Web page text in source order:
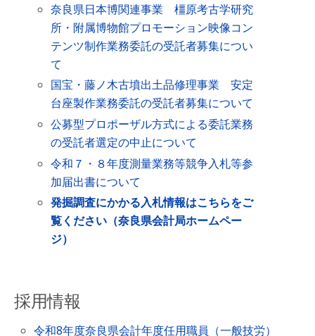
奈良県日本博関連事業 橿原考古学研究
所・附属博物館プロモーション映像コン
テンツ制作業務委託の受託者募集につい
て
国宝・藤ノ木古墳出土品修理事業 安定
台座製作業務委託の受託者募集について
公募型プロポーザル方式による委託業務
の受託者選定の中止について
令和７・８年度測量業務等競争入札等参
加届出書について
発掘調査にかかる入札情報はこちらをご
覧ください（奈良県会計局ホームペー
ジ）
採用情報
令和8年度奈良県会計年度任用職員（一般技労）